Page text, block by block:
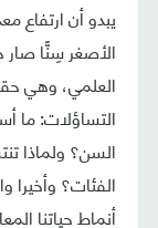
يبدو أن ارتفاع
الأصغر سِنًّا صار
العلمي، وهي
التساؤلات: ما
السن؟ ولماذا
الفئات؟ وأخيرا
أنماط حياتنا